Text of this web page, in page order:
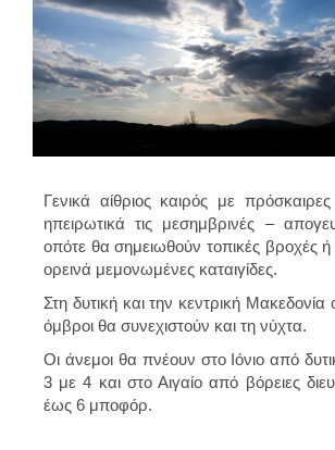
Γενικά αίθριος καιρός με
ηπειρωτικά τις μεσημβρινές –
οπότε θα σημειωθούν τοπικές βροχές ή
ορεινά μεμονωμένες καταιγίδες.
Στη δυτική και την κεντρική Μακεδονία
όμβροι θα συνεχιστούν και τη νύχτα.
Οι άνεμοι θα πνέουν στο Ιόνιο από
3 με 4 και στο Αιγαίο από βόρειες
έως 6 μποφόρ.